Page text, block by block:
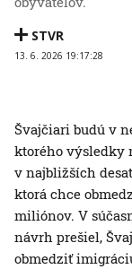
STVR
13. 6. 2026 19:17:28
Švajčiari budú v
ktorého výsledky
v najbližších
ktorá chce
miliónov. V
návrh prešiel,
obmedziť